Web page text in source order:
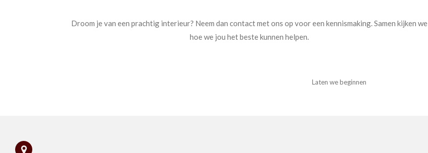
Droom je van een prachtig interieur? Neem dan contact met ons op voor een kennismaking. Samen kijken we
hoe we jou het beste kunnen helpen.
Laten we beginnen